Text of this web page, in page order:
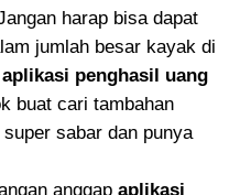
harap bisa dapat
jumlah besar kayak di
aplikasi penghasil uang
buat cari tambahan
sabar dan punya
anggap aplikasi